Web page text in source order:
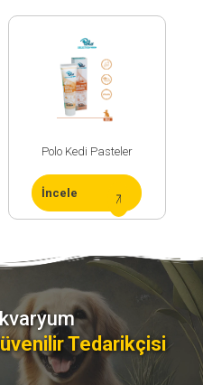
Polo Kedi Pasteler
İncele
Tedarikçisi